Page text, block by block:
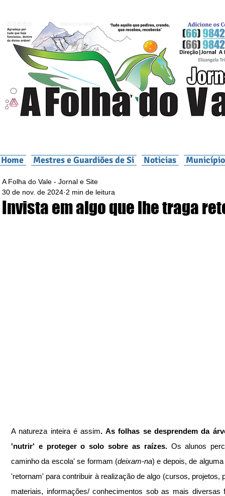
Home Mestres e Guardiões de Si Noticias
Invista em algo que lhe traga
A Folha do Vale - Jornal e Site
30 de nov. de 2024 2 min de leitura
A natureza inteira é assim. As folhas se desprendem da
'nutrir' e proteger o solo sobre as raízes. Os alunos
caminho da escola' se formam (deixam-na) e depois, de
'retornam' para contribuir à realização de algo (cursos, projetos,
materiais, informações/ conhecimentos sob as mais diversas